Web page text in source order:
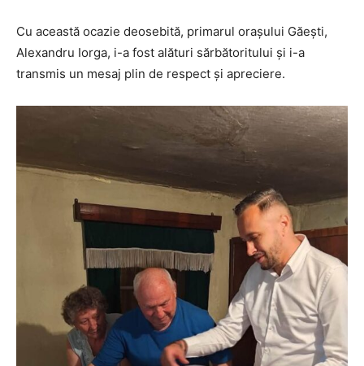
Cu această ocazie deosebită, primarul orașului Găești,
Alexandru Iorga, i-a fost alături sărbătoritului și i-a
transmis un mesaj plin de respect și apreciere.